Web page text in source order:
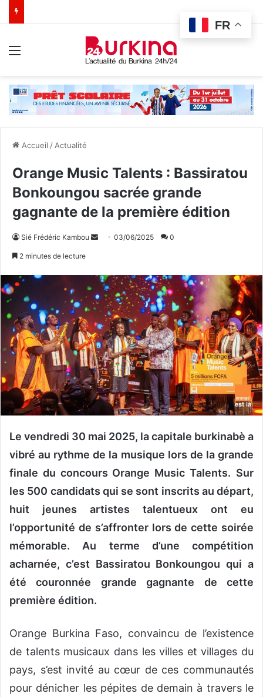
Accueil / Actualité
Orange Music Talents : Bassiratou
Bonkoungou sacrée grande
gagnante de la première édition
Sié Frédéric Kambou
o
y
e
r
u
n
c
o
u
i
03/06/2025 0
2 minutes de lecture
Le vendredi 30 mai 2025, la capitale burkinabè a
vibré au rythme de la musique lors de la grande
finale du concours Orange Music Talents. Sur
les 500 candidats qui se sont inscrits au départ,
huit jeunes artistes talentueux ont eu
l’opportunité de s’affronter lors de cette soirée
mémorable. Au terme d’une compétition
acharnée, c’est Bassiratou Bonkoungou qui a
été couronnée grande gagnante de cette
première édition.
Orange Burkina Faso, convaincu de l’existence
de talents musicaux dans les villes et villages du
pays, s’est invité au cœur de ces communautés
pour dénicher les pépites de demain à travers le
FR